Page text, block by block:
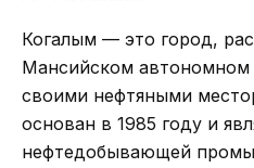
Когалым — это город,
Мансийском автономном
своими нефтяными
основан в 1985 году и
нефтедобывающей